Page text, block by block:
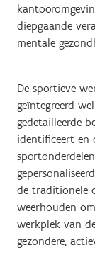
diepgaande
mentale
De sportieve
geïntegreerd
gedetailleerde
identificeert en
de traditionele
weerhouden
werkplek van
gezondere,